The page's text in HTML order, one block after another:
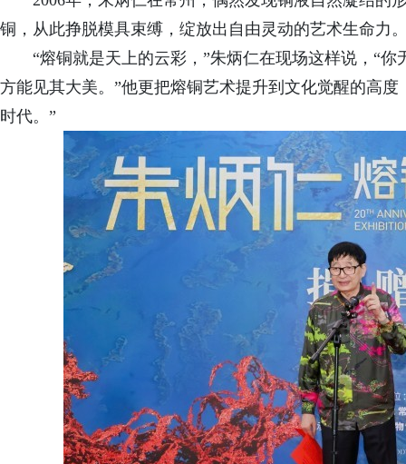
铜，从此挣脱模具束缚，绽放出自由灵动的艺术生命力
“熔铜就是天上的云彩，”朱炳仁在现场这样说，“
方能见其大美。”他更把熔铜艺术提升到文化觉醒的高
时代。”